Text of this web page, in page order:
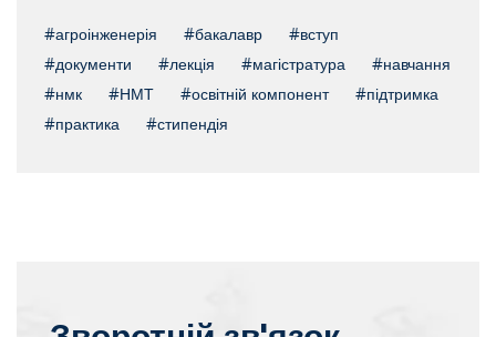
#агроінженерія #бакалавр
#вступ
#документи
#лекція #магістратура
#навчання
#нмк
#НМТ #освітній компонент
#підтримка
#практика
#стипендія